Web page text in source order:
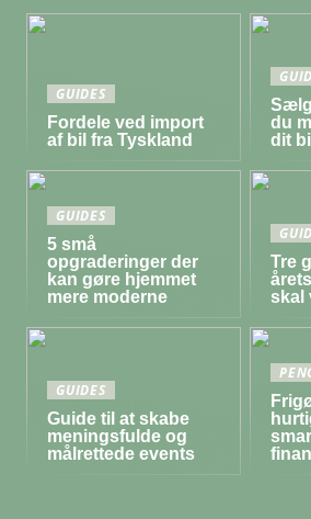
GUIDES
Fordele ved import
af bil fra Tyskland
du
dit
GUIDES
5 små
opgraderinger der
kan gøre hjemmet
mere moderne
Tre
skal
GUIDES
Guide til at skabe
meningsfulde og
målrettede events